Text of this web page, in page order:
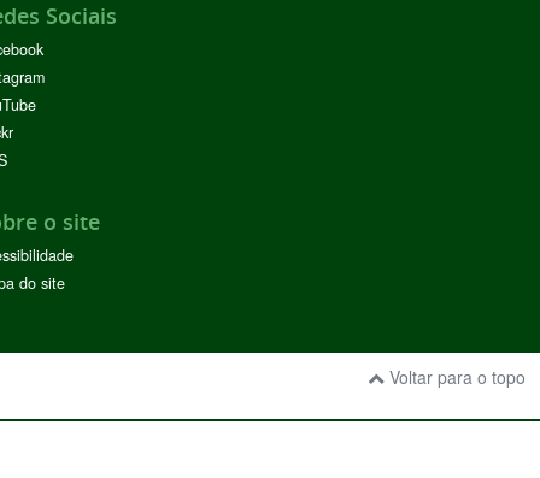
Sociais
o site
do site
Voltar para o topo